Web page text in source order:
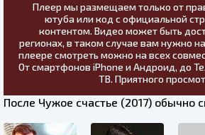
Плеер мы размещаем только от
ютуба или код с официальной
контентом. Видео может быть
регионах, в таком случае вам нужно
плеере смотреть можно на всех
От смартфонов iPhone и Андроид, до
ТВ. Приятного
После Чужое счастье (2017) обычно